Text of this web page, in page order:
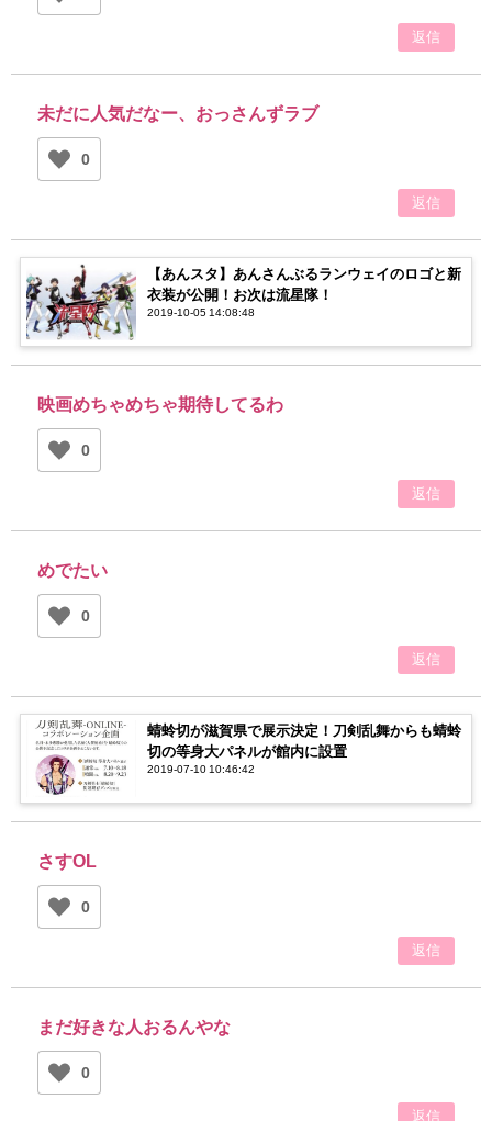
返信
未だに人気だなー、おっさんずラブ
0
返信
【あんスタ】あんさんぶるランウェイのロゴと新
衣装が公開！お次は流星隊！
2019-10-05 14:08:48
映画めちゃめちゃ期待してるわ
0
返信
めでたい
0
返信
蜻蛉切が滋賀県で展示決定！刀剣乱舞からも蜻蛉
切の等身大パネルが館内に設置
2019-07-10 10:46:42
さすOL
0
返信
まだ好きな人おるんやな
0
返信